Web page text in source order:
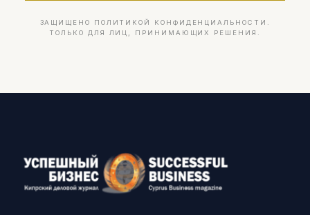
ЗАЩИЩЕНО ПОЛИТИКОЙ КОНФИДЕНЦИАЛЬНОСТИ.
ТОЛЬКО ДЛЯ ЛИЦ, ПРИНИМАЮЩИХ РЕШЕНИЯ.